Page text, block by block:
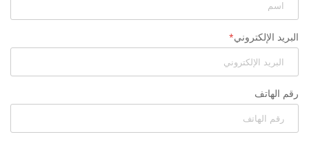
البريد الإلكتروني
رقم الهاتف